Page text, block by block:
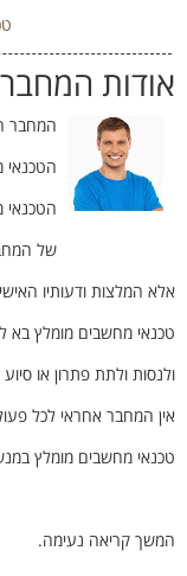
אודות
המחבר
הטכנאי
הטכנאי
של
אלא המלצות ודעותיו
טכנאי מחשבים מומלץ בא
ולנסות ולתת פתרון או
אין המחבר אחראי לכל
טכנאי מחשבים מומלץ
המשך קריאה נעימה.